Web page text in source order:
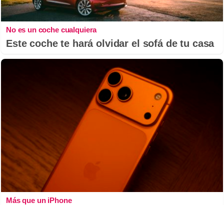
No es un coche cualquiera
Este coche te hará olvidar el sofá de tu casa
Más que un iPhone